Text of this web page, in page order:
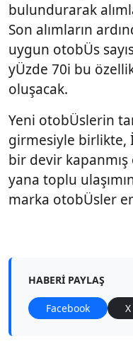
bulundurarak
Son alımların
uygun otobÜs
yÜzde 70i bu
oluşacak.
Yeni otobÜslerin
girmesiyle birlikte,
bir devir kapanmış
yana toplu
marka otobÜsler
HABERI PAYLAŞ
Facebook X